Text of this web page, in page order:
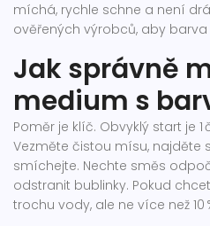
míchá, rychle schne a není
ověřených výrobců, aby
Jak správně
medium s
Poměr je klíč. Obvyklý start je
Vezměte čistou mísu, najděte
smíchejte. Nechte směs
odstranit bublinky. Pokud
trochu vody, ale ne více než